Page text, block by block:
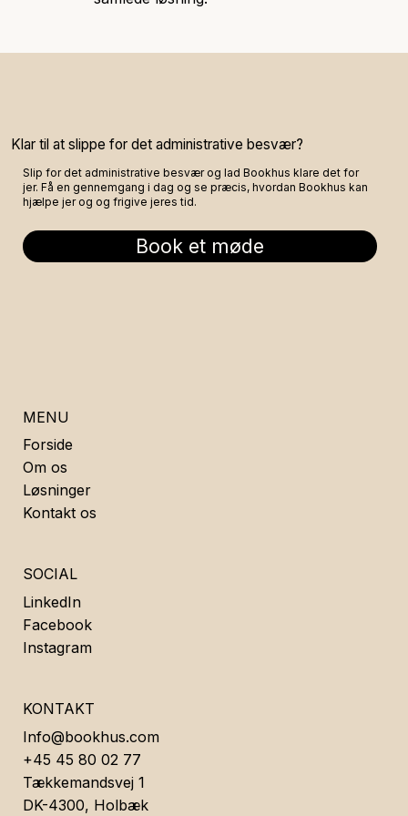
Klar til at slippe for det administrative besvær?
Slip for det administrative besvær og lad Bookhus klare det for
jer. Få en gennemgang i dag og se præcis, hvordan Bookhus kan
hjælpe jer og og frigive jeres tid.
Book et møde
MENU
Forside
Om os
Løsninger
Kontakt os
SOCIAL
LinkedIn
Facebook
Instagram
KONTAKT
Info@bookhus.com
+45 45 80 02 77
Tækkemandsvej 1
DK-4300, Holbæk